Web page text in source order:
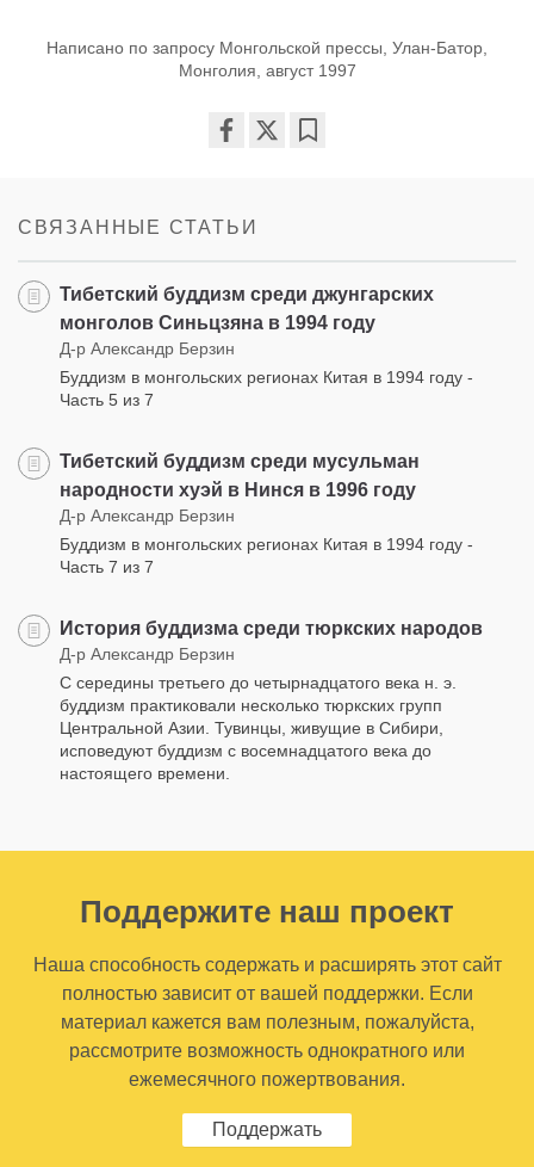
Написано по запросу Монгольской прессы, Улан-Батор,
Монголия, август 1997
СВЯЗАННЫЕ СТАТЬИ
Тибетский буддизм среди джунгарских
монголов Синьцзяна в 1994 году
Д-р Александр Берзин
Буддизм в монгольских регионах Китая в 1994 году -
Часть 5 из 7
Тибетский буддизм среди мусульман
народности хуэй в Нинся в 1996 году
Д-р Александр Берзин
Буддизм в монгольских регионах Китая в 1994 году -
Часть 7 из 7
История буддизма среди тюркских народов
Д-р Александр Берзин
С середины третьего до четырнадцатого века н. э.
буддизм практиковали несколько тюркских групп
Центральной Азии. Тувинцы, живущие в Сибири,
исповедуют буддизм с восемнадцатого века до
настоящего времени.
Поддержите наш проект
Наша способность содержать и расширять этот сайт
полностью зависит от вашей поддержки. Если
материал кажется вам полезным, пожалуйста,
рассмотрите возможность однократного или
ежемесячного пожертвования.
Поддержать